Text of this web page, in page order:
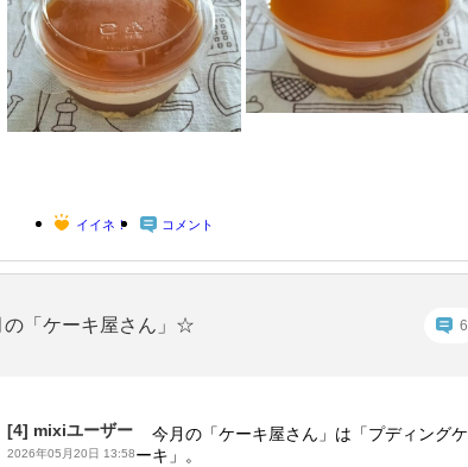
イイネ！ コメント
の「ケーキ屋さん」☆ 6
[4] mixiユーザー
2026年05月20日 13:58
今月の「ケーキ屋さん」は「プディングケ
ーキ」。